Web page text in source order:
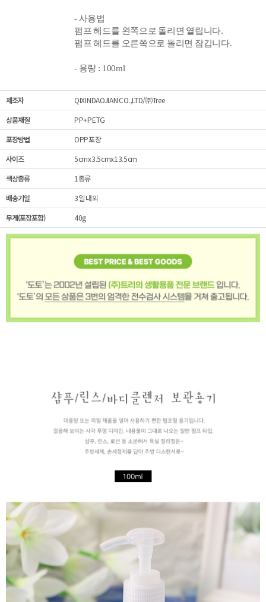
- 사용법
펌프 헤드를 왼쪽으로 돌리면 열립니다.
펌프 헤드를 오른쪽으로 돌리면 잠깁니다.
- 용량 : 100ml
제조자
QIXINDAOJIAN CO.,LTD/㈜Tree
상품재질
PP+PETG
포장방법
OPP포장
사이즈
5cmx3.5cmx13.5cm
색상종류
1종류
배송기일
3일 내외
무게(포장포함)
40g